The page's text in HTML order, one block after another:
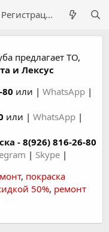
Регистрация
предлагает ТО,
и Лексус
80 или | WhatsApp |
или | WhatsApp |
- 8(926) 816-26-80
| Skype |
, покраска
50%, ремонт